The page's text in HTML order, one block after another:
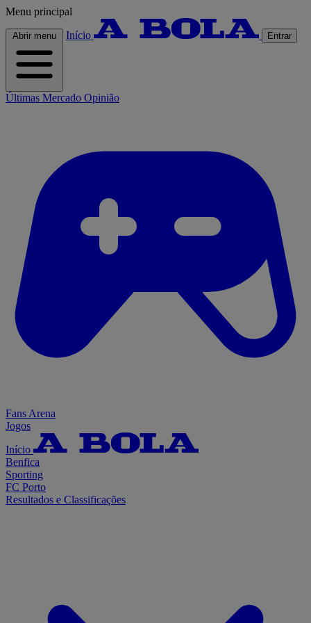
Menu principal
Abrir menu Início Entrar
Últimas Mercado Opinião
Fans Arena
Jogos
Início
Benfica
Sporting
FC Porto
Resultados e Classificações